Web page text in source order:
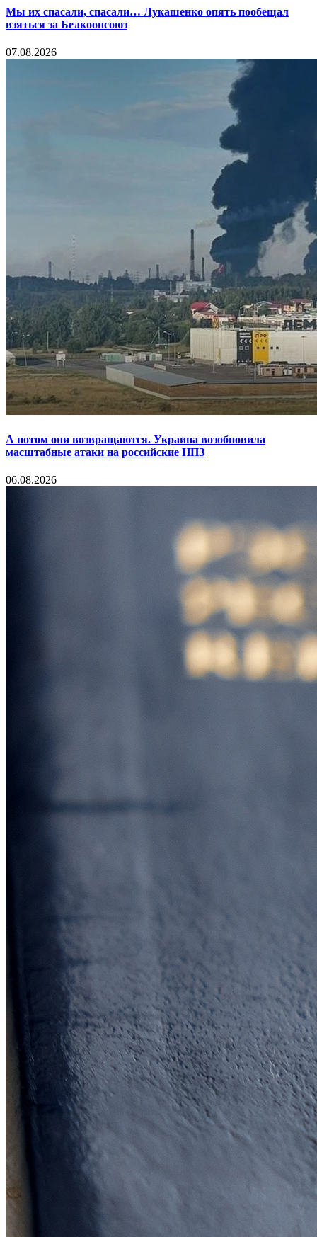
Мы их спасали, спасали… Лукашенко опять пообещал
взяться за Белкоопсоюз
07.08.2026
А потом они возвращаются. Украина возобновила
масштабные атаки на российские НПЗ
06.08.2026